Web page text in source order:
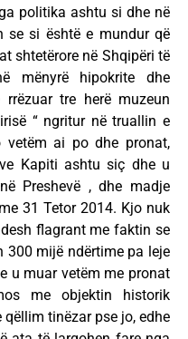
politika ashtu si dhe në
se si është e mundur që
shtetërore në Shqipëri të
mënyrë hipokrite dhe
tre herë muzeun
“ ngritur në truallin e
ai po dhe pronat,
Kapiti ashtu siç dhe u
Preshevë , dhe madje
31 Tetor 2014. Kjo nuk
flagrant me faktin se
300 mijë ndërtime pa leje
u muar vetëm me pronat
me objektin historik
qëllim tinëzar pse jo, edhe